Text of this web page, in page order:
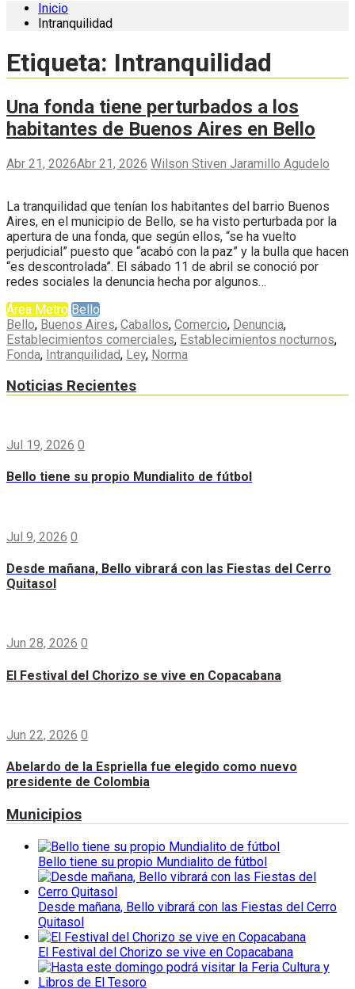
Inicio
Intranquilidad
Etiqueta: Intranquilidad
Una fonda tiene perturbados a los
habitantes de Buenos Aires en Bello
Abr 21, 2026Abr 21, 2026 Wilson Stiven Jaramillo Agudelo
La tranquilidad que tenían los habitantes del barrio Buenos
Aires, en el municipio de Bello, se ha visto perturbada por la
apertura de una fonda, que según ellos, “se ha vuelto
perjudicial” puesto que “acabó con la paz” y la bulla que hacen
“es descontrolada”. El sábado 11 de abril se conoció por
redes sociales la denuncia hecha por algunos…
Área Metro Bello
Bello, Buenos Aires, Caballos, Comercio, Denuncia,
Establecimientos comerciales, Establecimientos nocturnos,
Fonda, Intranquilidad, Ley, Norma
Noticias Recientes
Jul 19, 2026 0
Bello tiene su propio Mundialito de fútbol
Jul 9, 2026 0
Desde mañana, Bello vibrará con las Fiestas del Cerro
Quitasol
Jun 28, 2026 0
El Festival del Chorizo se vive en Copacabana
Jun 22, 2026 0
Abelardo de la Espriella fue elegido como nuevo
presidente de Colombia
Municipios
Bello tiene su propio Mundialito de fútbol
Desde mañana, Bello vibrará con las Fiestas del Cerro
Quitasol
El Festival del Chorizo se vive en Copacabana